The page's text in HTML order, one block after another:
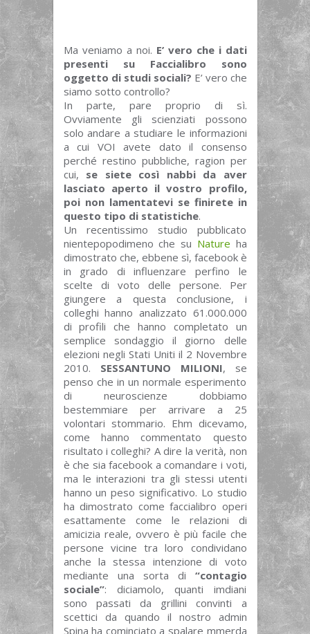
Ma veniamo a noi. E’ vero che i dati
presenti su Faccialibro sono
oggetto di studi sociali? E’ vero che
siamo sotto controllo?
In parte, pare proprio di sì.
Ovviamente gli scienziati possono
solo andare a studiare le informazioni
a cui VOI avete dato il consenso
perché restino pubbliche, ragion per
cui, se siete così nabbi da aver
lasciato aperto il vostro profilo,
poi non lamentatevi se finirete in
questo tipo di statistiche.
Un recentissimo studio pubblicato
nientepopodimeno che su Nature ha
dimostrato che, ebbene sì, facebook è
in grado di influenzare perfino le
scelte di voto delle persone. Per
giungere a questa conclusione, i
colleghi hanno analizzato 61.000.000
di profili che hanno completato un
semplice sondaggio il giorno delle
elezioni negli Stati Uniti il 2 Novembre
2010. SESSANTUNO MILIONI, se
penso che in un normale esperimento
di neuroscienze dobbiamo
bestemmiare per arrivare a 25
volontari stommario. Ehm dicevamo,
come hanno commentato questo
risultato i colleghi? A dire la verità, non
è che sia facebook a comandare i voti,
ma le interazioni tra gli stessi utenti
hanno un peso significativo. Lo studio
ha dimostrato come faccialibro operi
esattamente come le relazioni di
amicizia reale, ovvero è più facile che
persone vicine tra loro condividano
anche la stessa intenzione di voto
mediante una sorta di “contagio
sociale”: diciamolo, quanti imdiani
sono passati da grillini convinti a
scettici da quando il nostro admin
Spina ha cominciato a spalare mmerda